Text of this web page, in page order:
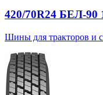
420/70R24 БЕЛ-
Шины для тракторов и